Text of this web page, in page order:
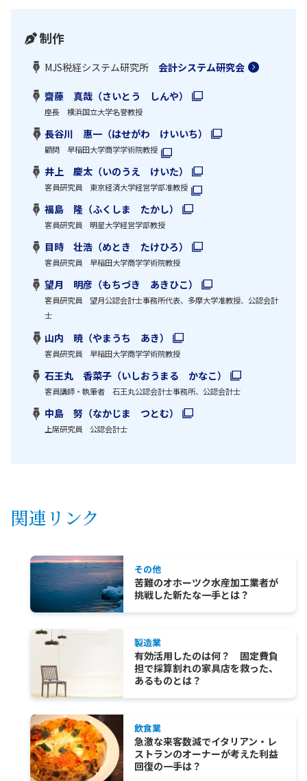
制作
MJS税経システム研究所 会計システム研究会
齋藤 真哉（さいとう しんや）
座長 横浜国立大学名誉教授
長谷川 惠一（はせがわ けいいち）
顧問 早稲田大学商学学術院教授
井上 慶太（いのうえ けいた）
客員研究員 東京経済大学経営学部准教授
福島 隆（ふくしま たかし）
客員研究員 明星大学経営学部教授
目時 壮浩（めとき たけひろ）
客員研究員 早稲田大学商学学術院教授
望月 明彦（もちづき あきひこ）
客員研究員 望月公認会計士事務所代表、多摩大学准教授、公認会計
士
山内 暁（やまうち あき）
客員研究員 早稲田大学商学学術院教授
石王丸 香菜子（いしおうまる かなこ）
客員講師・執筆者 石王丸公認会計士事務所、公認会計士
中島 努（なかじま つとむ）
上席研究員 公認会計士
関連リンク
その他
苦難のオホーツク水産加工業者が
挑戦した新たな一手とは？
製造業
有効活用したのは何？ 固定費負
担で採算割れの家具店を救った、
あるものとは？
飲食業
急激な来客数減でイタリアン・レ
ストランのオーナーが考えた利益
回復の一手は？